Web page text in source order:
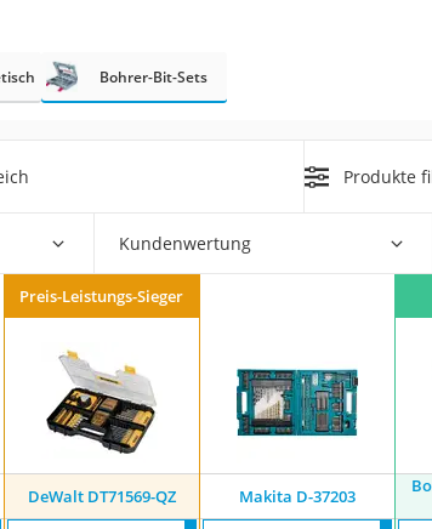
Bohrer-Bit-Sets
Produkte
Kundenwertung
Preis-Leistungs-Sieger
DeWalt DT71569-QZ Makita D-37203